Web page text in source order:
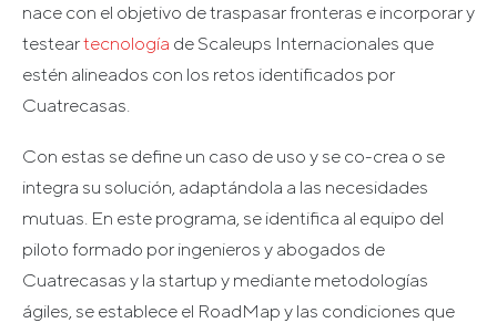
nace con el objetivo de traspasar fronteras e incorporar y
testeartecnología de Scaleups Internacionales que
estén alineados con los retos identificados por
Cuatrecasas.
Con estas se define un caso de uso y se co-crea o se
integra su solución, adaptándola a las necesidades
mutuas. En este programa, se identifica al equipo del
piloto formado por ingenieros y abogados de
Cuatrecasas y la startup y mediante metodologías
ágiles, se establece el RoadMap y las condiciones que